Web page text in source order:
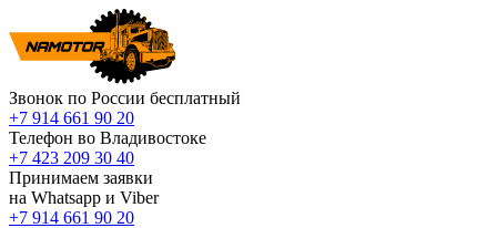
Звонок по России бесплатный
+7 914 661 90 20
Телефон во Владивостоке
+7 423 209 30 40
Принимаем заявки
на Whatsapp и Viber
+7 914 661 90 20